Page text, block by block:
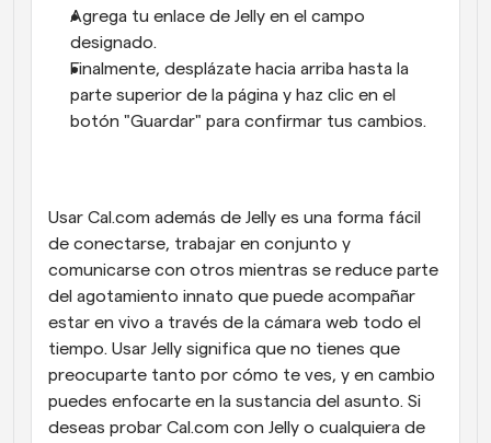
Agrega tu enlace de Jelly en el campo
designado.
Finalmente, desplázate hacia arriba hasta la
parte superior de la página y haz clic en el
botón "Guardar" para confirmar tus cambios.
Usar Cal.com además de Jelly es una forma fácil
de conectarse, trabajar en conjunto y
comunicarse con otros mientras se reduce parte
del agotamiento innato que puede acompañar
estar en vivo a través de la cámara web todo el
tiempo. Usar Jelly significa que no tienes que
preocuparte tanto por cómo te ves, y en cambio
puedes enfocarte en la sustancia del asunto. Si
deseas probar Cal.com con Jelly o cualquiera de